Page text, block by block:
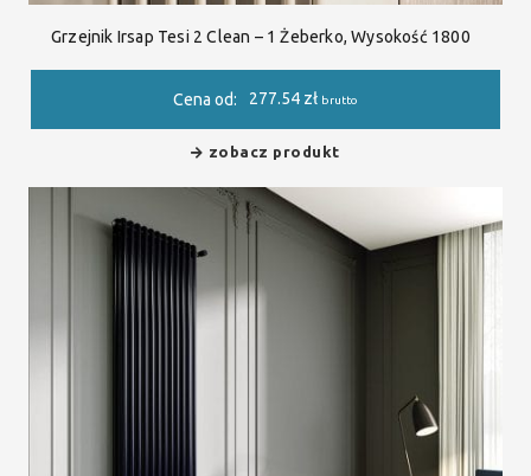
Grzejnik Irsap Tesi 2 Clean – 1 Żeberko, Wysokość 1800
Cena od: 277.54 zł brutto
zobacz produkt